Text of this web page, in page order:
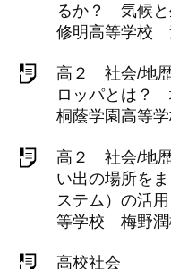
るか？ 気候と
修明高等学校
高２ 社会/地
ロッパとは？
桐蔭学園高等
高２ 社会/地
い出の場所を
ステム）の活
等学校 梅野潤
高校社会